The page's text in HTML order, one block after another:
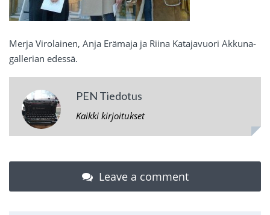
Merja Virolainen, Anja Erämaja ja Riina Katajavuori Akkuna-
gallerian edessä.
PEN Tiedotus
Kaikki kirjoitukset
Leave a comment